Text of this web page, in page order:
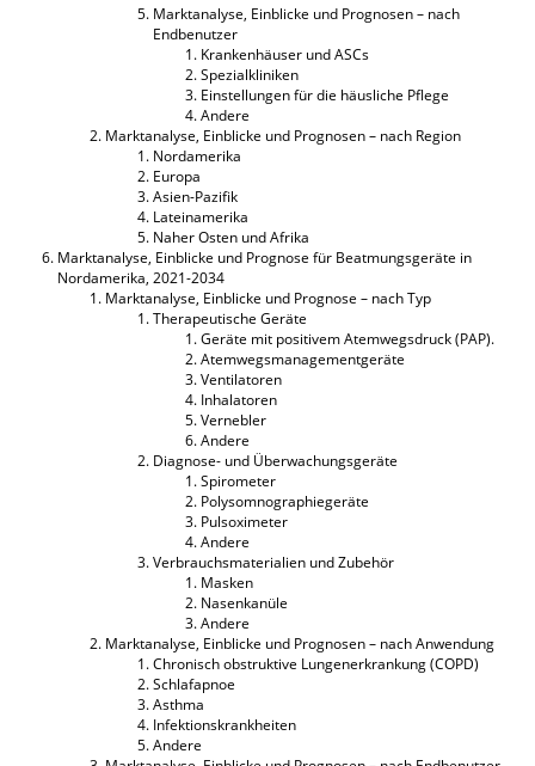
Marktanalyse, Einblicke und Prognosen – nach
Endbenutzer
Krankenhäuser und ASCs
Spezialkliniken
Einstellungen für die häusliche Pflege
Andere
Marktanalyse, Einblicke und Prognosen – nach Region
Nordamerika
Europa
Asien-Pazifik
Lateinamerika
Naher Osten und Afrika
Marktanalyse, Einblicke und Prognose für Beatmungsgeräte in
Nordamerika, 2021-2034
Marktanalyse, Einblicke und Prognose – nach Typ
Therapeutische Geräte
Geräte mit positivem Atemwegsdruck (PAP).
Atemwegsmanagementgeräte
Ventilatoren
Inhalatoren
Vernebler
Andere
Diagnose- und Überwachungsgeräte
Spirometer
Polysomnographiegeräte
Pulsoximeter
Andere
Verbrauchsmaterialien und Zubehör
Masken
Nasenkanüle
Andere
Marktanalyse, Einblicke und Prognosen – nach Anwendung
Chronisch obstruktive Lungenerkrankung (COPD)
Schlafapnoe
Asthma
Infektionskrankheiten
Andere